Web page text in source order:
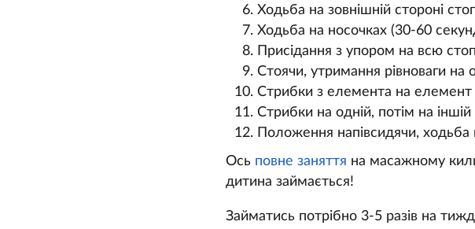
Ходьба на зовнішній стороні
Ходьба на носочках (30-60
Присідання з упором на всю
Стоячи, утримання рівноваги на
Стрибки з елемента на елемент
Стрибки на одній, потім на іншій
Положення напівсидячи,
Ось повне заняття на масажному
дитина займається!
Займатись потрібно 3-5 разів на